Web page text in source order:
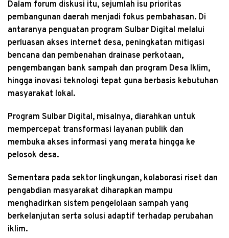
Dalam forum diskusi itu, sejumlah isu prioritas
pembangunan daerah menjadi fokus pembahasan. Di
antaranya penguatan program Sulbar Digital melalui
perluasan akses internet desa, peningkatan mitigasi
bencana dan pembenahan drainase perkotaan,
pengembangan bank sampah dan program Desa Iklim,
hingga inovasi teknologi tepat guna berbasis kebutuhan
masyarakat lokal.
Program Sulbar Digital, misalnya, diarahkan untuk
mempercepat transformasi layanan publik dan
membuka akses informasi yang merata hingga ke
pelosok desa.
Sementara pada sektor lingkungan, kolaborasi riset dan
pengabdian masyarakat diharapkan mampu
menghadirkan sistem pengelolaan sampah yang
berkelanjutan serta solusi adaptif terhadap perubahan
iklim.